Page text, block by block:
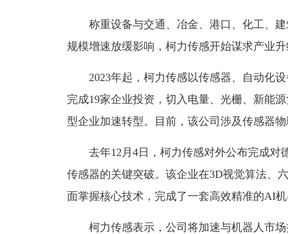
称重设备与交通、冶金、港口、化工、建
规模增速放缓影响，柯力传感开始谋求产业升
2023年起，柯力传感以传感器、自动化设
完成19家企业投资，切入电量、光栅、新能
型企业加速转型。目前，该公司涉及传感器物
去年12月4日，柯力传感对外公布完成对
传感器的关键突破。该企业在3D视觉算法、
面掌握核心技术，完成了一套高效精准的AI机
柯力传感表示，公司将加速与机器人市场